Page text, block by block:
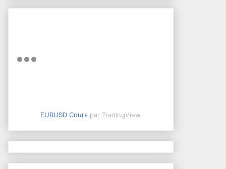
EURUSD Cours par TradingView